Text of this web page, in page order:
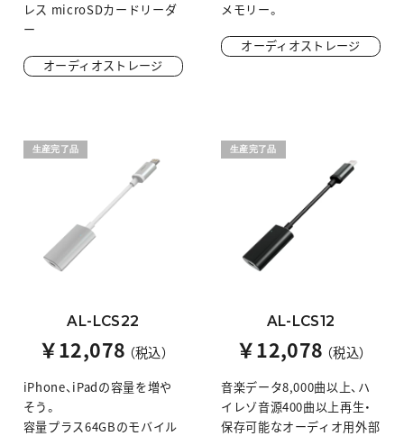
レス microSDカードリーダ
ー
オーディオストレージ
メモリー。
オーディオストレージ
生産完了品
AL-LCS22
￥12,078 （税込）
iPhone、iPadの容量を増や
そう。
容量プラス64GBのモバイル
生産完了品
AL-LCS12
￥12,078 （税込）
音楽データ8,000曲以上、ハ
イレゾ音源400曲以上再生・
保存可能なオーディオ用外部